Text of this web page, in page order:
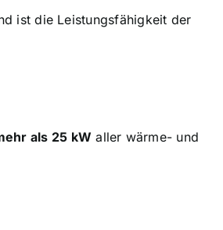
ist die Leistungsfähigkeit der
als 25 kW aller wärme- und